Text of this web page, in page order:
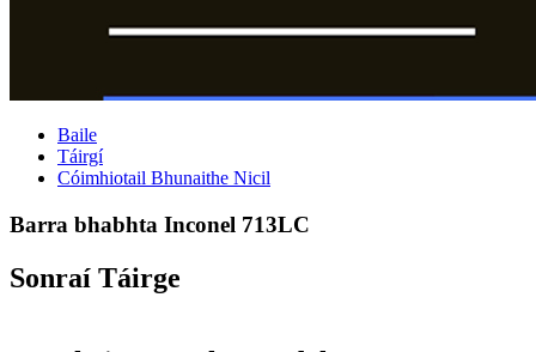
Baile
Táirgí
Cóimhiotail Bhunaithe Nicil
Barra bhabhta Inconel 713LC
Sonraí Táirge